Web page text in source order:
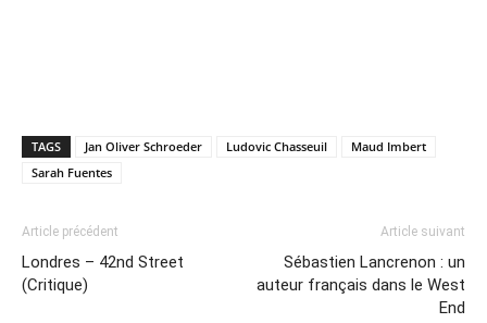
TAGS Jan Oliver Schroeder Ludovic Chasseuil
Maud Imbert
Sarah Fuentes
Article précédent
Londres – 42nd Street
(Critique)
Article suivant
Sébastien Lancrenon : un
auteur français dans le West
End